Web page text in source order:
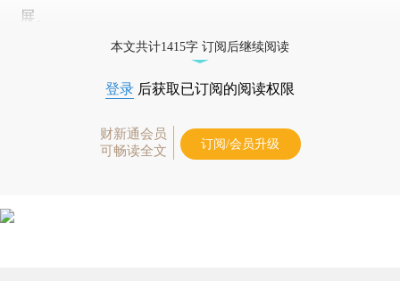
展。
本文共计1415字 订阅后继续阅读
登录 后获取已订阅的阅读权限
财新通会员
可畅读全文
订阅/会员升级